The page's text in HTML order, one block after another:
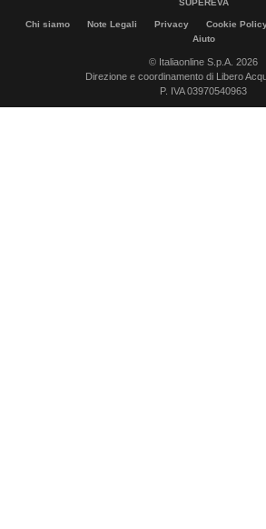
SUPEREVA
Chi siamo Note Legali Privacy Cookie
Aiuto
© Italiaonline S.p.A. 2026
Direzione e coordinamento di Libero
P. IVA 03970540963